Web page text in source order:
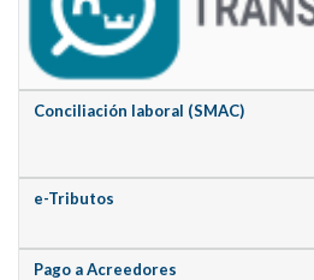
Conciliación laboral (SMAC)
e-Tributos
Pago a Acreedores